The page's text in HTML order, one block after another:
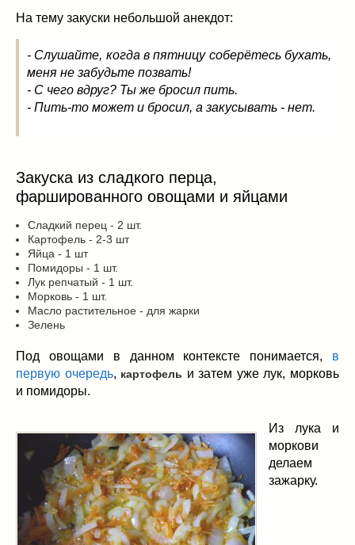
Сладкие заготовки(10)
конкурсы
(7)
продуктах(2)
разном(9)
День всех влюбленных
Новогоднее меню(9)
Пасха (7)
На тему закуски небольшой анекдот:
- Слушайте, когда в пятницу соберётесь бухать,
меня не забудьте позвать!
- С чего вдруг? Ты же бросил пить.
- Пить-то может и бросил, а закусывать - нет.
Закуска из сладкого перца,
фаршированного овощами и яйцами
Сладкий перец - 2 шт.
Картофель - 2-3 шт
Яйца - 1 шт
Помидоры - 1 шт.
Лук репчатый - 1 шт.
Морковь - 1 шт.
Масло растительное - для жарки
Зелень
Под овощами в данном контексте понимается, в
первую очередь, картофель и затем уже лук, морковь
и помидоры.
Из лука и
моркови
делаем
зажарку.